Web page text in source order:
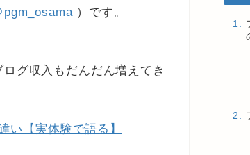
pgm_osama ）です。
グ収入もだんだん増えてき
い【実体験で語る】